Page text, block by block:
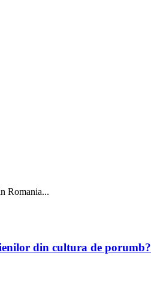
Romania...
din cultura de porumb?